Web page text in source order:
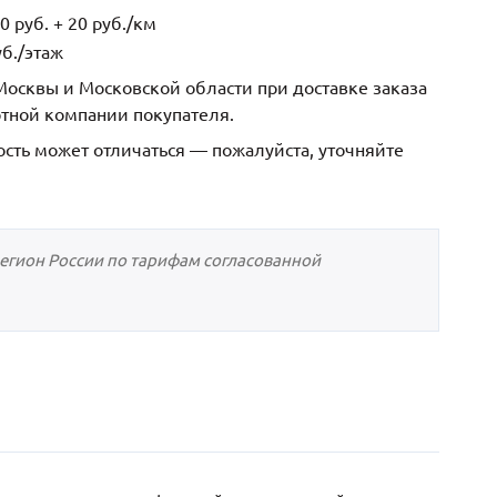
руб. + 20 руб./км
этаж
и Московской области при доставке заказа
компании покупателя.
может отличаться — пожалуйста, уточняйте
России по тарифам согласованной